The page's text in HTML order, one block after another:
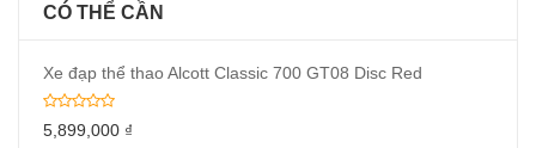
CÓ THỂ CẦN
Xe đạp thể thao Alcott Classic 700 GT08 Disc Red
5,899,000 ₫